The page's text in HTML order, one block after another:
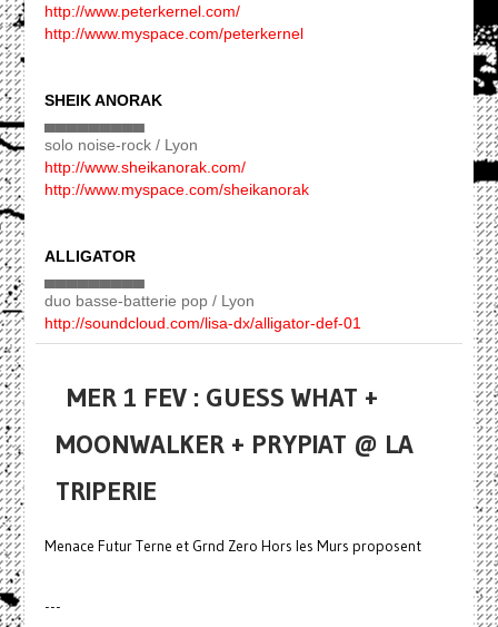
http://www.peterkernel.com/
http://www.myspace.com/peterkernel
SHEIK ANORAK
▄▄▄▄▄▄▄▄▄
solo noise-rock / Lyon
http://www.sheikanorak.com/
http://www.myspace.com/sheikanorak
ALLIGATOR
▄▄▄▄▄▄▄▄▄
duo basse-batterie pop / Lyon
http://soundcloud.com/lisa-dx/alligator-def-01
MER 1 FEV : GUESS WHAT +
MOONWALKER + PRYPIAT @ LA
TRIPERIE
Menace Futur Terne et Grnd Zero Hors les Murs proposent
---